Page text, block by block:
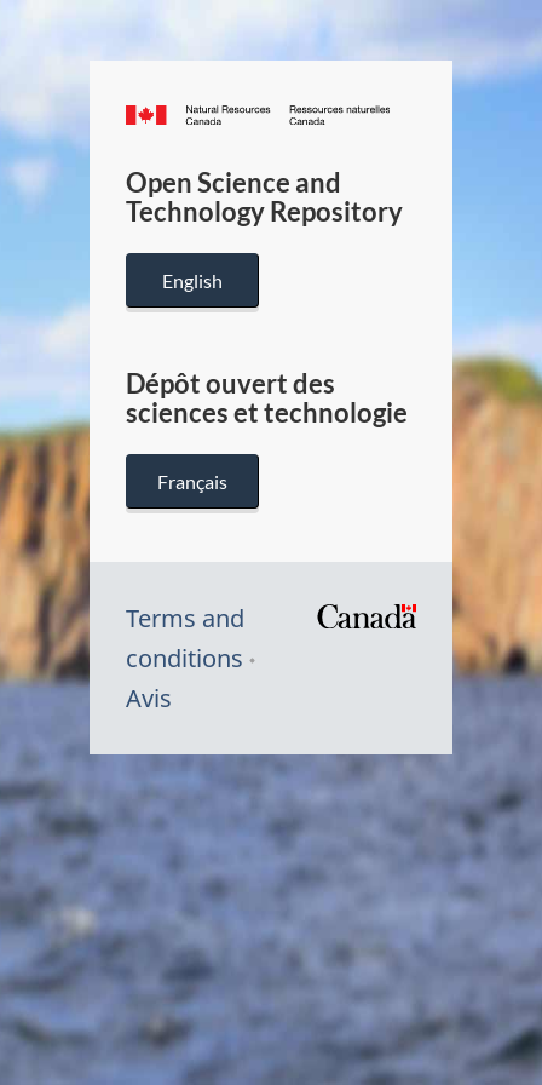
Canada.ca
/
Canada
Open Science and
Technology Repository
English
Dépôt ouvert des
sciences et technologie
Français
Terms and
conditions
Avis
Symbole
Canada